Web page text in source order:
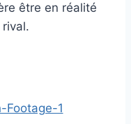
être en réalité